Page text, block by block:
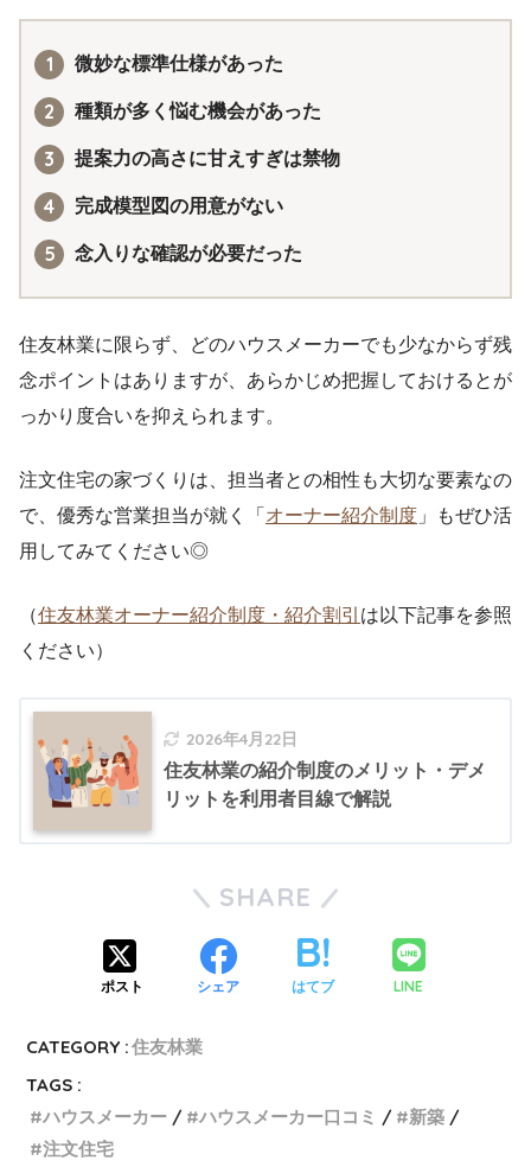
微妙な標準仕様があった
種類が多く悩む機会があった
提案力の高さに甘えすぎは禁物
完成模型図の用意がない
念入りな確認が必要だった
住友林業に限らず、どのハウスメーカーでも少なからず残
念ポイントはありますが、あらかじめ把握しておけるとが
っかり度合いを抑えられます。
注文住宅の家づくりは、担当者との相性も大切な要素なの
で、優秀な営業担当が就く「 オーナー紹介制度 」もぜひ活
用してみてください◎
（住友林業オーナー紹介制度・紹介割引 は以下記事を参照
ください）
2026年4月22日
住友林業の紹介制度のメリット・デメ
リットを利用者目線で解説
SHARE
ポスト シェア はてブ LINE
CATEGORY :住友林業
TAGS :
ハウスメーカー
ハウスメーカー口コミ
新築
注文住宅